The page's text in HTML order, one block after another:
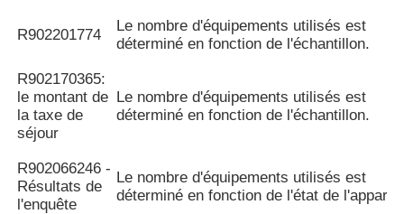
R902201774
Le nombre d'équipements utilisés est
déterminé en fonction de l'échantillon.
R902170365:
le montant de
la taxe de
séjour
Le nombre d'équipements utilisés est
déterminé en fonction de l'échantillon.
R902066246 -
Résultats de
l'enquête
Le nombre d'équipements utilisés est
déterminé en fonction de l'état de